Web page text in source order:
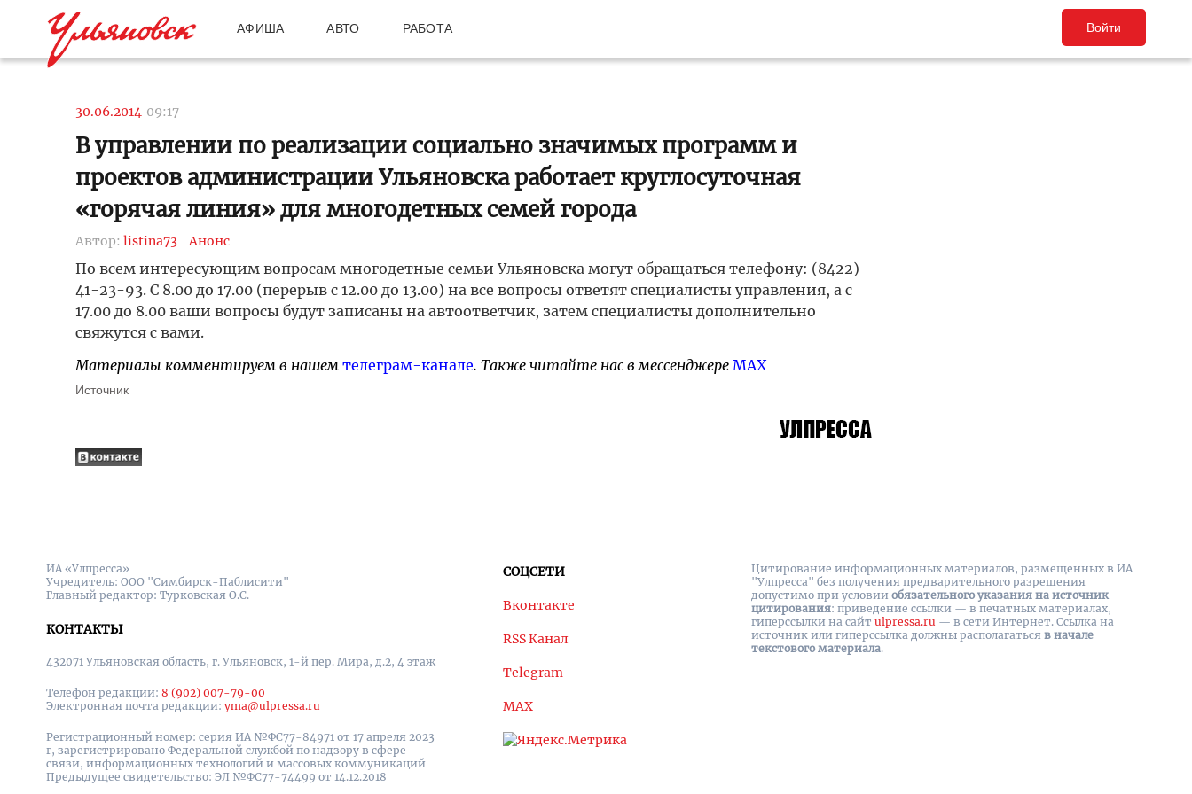
АФИША АВТО РАБОТА Войти
30.06.2014 09:17
В управлении по реализации социально значимых программ и
проектов администрации Ульяновска работает круглосуточная
«горячая линия» для многодетных семей города
Автор: listina73 Анонс
По всем интересующим вопросам многодетные семьи Ульяновска могут обращаться телефону: (8422)
41-23-93. С 8.00 до 17.00 (перерыв с 12.00 до 13.00) на все вопросы ответят специалисты управления, а с
17.00 до 8.00 ваши вопросы будут записаны на автоответчик, затем специалисты дополнительно
свяжутся с вами.
Материалы комментируем в нашем телеграм-канале. Также читайте нас в мессенджере MAX
Источник
ИА «Улпресса»
Учредитель: ООО "Симбирск-Паблисити"
Главный редактор: Турковская О.С.
КОНТАКТЫ
432071 Ульяновская область, г. Ульяновск, 1-й пер. Мира, д.2, 4 этаж
Телефон редакции: 8 (902) 007-79-00
Электронная почта редакции: yma@ulpressa.ru
Регистрационный номер: серия ИА №ФС77-84971 от 17 апреля 2023
г, зарегистрировано Федеральной службой по надзору в сфере
связи, информационных технологий и массовых коммуникаций
Предыдущее свидетельство: ЭЛ №ФС77-74499 от 14.12.2018
СОЦСЕТИ
Вконтакте
RSS Канал
Telegram
MAX
Цитирование информационных материалов, размещенных в ИА
"Улпресса" без получения предварительного разрешения
допустимо при условии обязательного указания на источник
цитирования: приведение ссылки — в печатных материалах,
гиперссылки на cайт ulpressa.ru — в сети Интернет. Ссылка на
источник или гиперссылка должны располагаться в начале
текстового материала.